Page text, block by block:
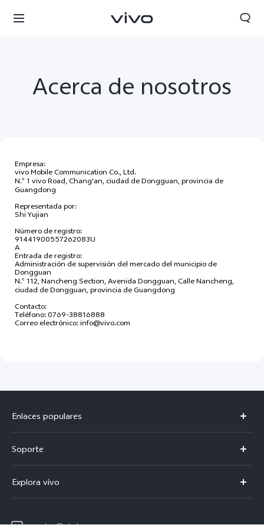
Nicaragua | Seleccione país/región
Acerca de nosotros
Empresa:
vivo Mobile Communication Co., Ltd.
N.º 1 vivo Road, Chang'an, ciudad de Dongguan, provincia de
Guangdong
Representada por:
Shi Yujian
Número de registro:
91441900557262083U
A
Entrada de registro:
Administración de supervisión del mercado del municipio de
Dongguan
N.º 112, Nancheng Section, Avenida Dongguan, Calle Nancheng,
ciudad de Dongguan, provincia de Guangdong
Contacto:
Teléfono: 0769-38816888
Correo electrónico: info@vivo.com
Enlaces populares
Soporte
Verificación de IMEI
Consulta el Precio de los Repuestos
Explora vivo